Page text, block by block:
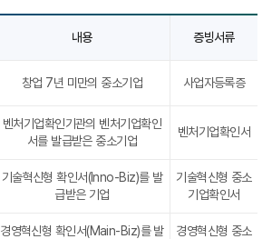
내용 증빙서류
창업 7년 미만의 중소기업 사업자등록증
벤처기업확인기관의 벤처기업확인
서를 발급받은 중소기업
벤처기업확인서
기술혁신형 확인서(Inno-Biz)를 발
급받은 기업
기술혁신형 중소
기업확인서
경영혁신형 확인서(Main-Biz)를 발
경영혁신형 중소